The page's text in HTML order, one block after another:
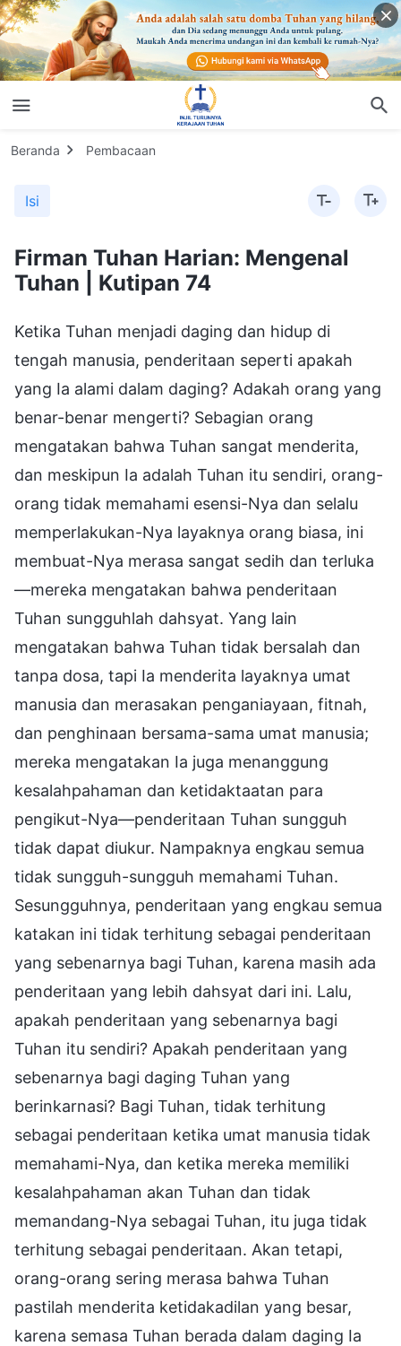
Beranda Pembacaan
Isi
Firman Tuhan Harian: Mengenal
Tuhan | Kutipan 74
Ketika Tuhan menjadi daging dan hidup di
tengah manusia, penderitaan seperti apakah
yang Ia alami dalam daging? Adakah orang yang
benar-benar mengerti? Sebagian orang
mengatakan bahwa Tuhan sangat menderita,
dan meskipun Ia adalah Tuhan itu sendiri, orang-
orang tidak memahami esensi-Nya dan selalu
memperlakukan-Nya layaknya orang biasa, ini
membuat-Nya merasa sangat sedih dan terluka
—mereka mengatakan bahwa penderitaan
Tuhan sungguhlah dahsyat. Yang lain
mengatakan bahwa Tuhan tidak bersalah dan
tanpa dosa, tapi Ia menderita layaknya umat
manusia dan merasakan penganiayaan, fitnah,
dan penghinaan bersama-sama umat manusia;
mereka mengatakan Ia juga menanggung
kesalahpahaman dan ketidaktaatan para
pengikut-Nya—penderitaan Tuhan sungguh
tidak dapat diukur. Nampaknya engkau semua
tidak sungguh-sungguh memahami Tuhan.
Sesungguhnya, penderitaan yang engkau semua
katakan ini tidak terhitung sebagai penderitaan
yang sebenarnya bagi Tuhan, karena masih ada
penderitaan yang lebih dahsyat dari ini. Lalu,
apakah penderitaan yang sebenarnya bagi
Tuhan itu sendiri? Apakah penderitaan yang
sebenarnya bagi daging Tuhan yang
berinkarnasi? Bagi Tuhan, tidak terhitung
sebagai penderitaan ketika umat manusia tidak
memahami-Nya, dan ketika mereka memiliki
kesalahpahaman akan Tuhan dan tidak
memandang-Nya sebagai Tuhan, itu juga tidak
terhitung sebagai penderitaan. Akan tetapi,
orang-orang sering merasa bahwa Tuhan
pastilah menderita ketidakadilan yang besar,
karena semasa Tuhan berada dalam daging Ia